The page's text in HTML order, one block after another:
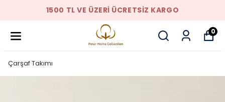
1500 TL VE ÜZERI ÜCRETSIZ KARGO
0
Çarşaf Takımı